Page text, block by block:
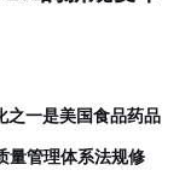
之一是美国食品药品
量管理体系法规修